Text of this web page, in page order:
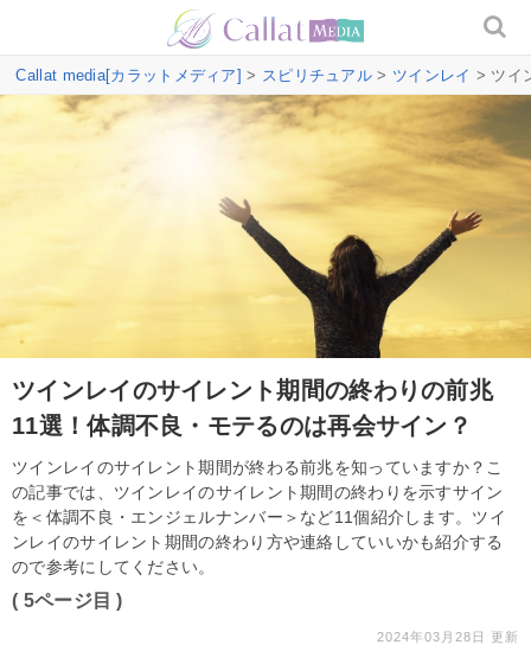
Callat media[カラットメディア] > スピリチュアル > ツインレイ > ツイ
ツインレイのサイレント期間の終わりの前兆
11選！体調不良・モテるのは再会サイン？
ツインレイのサイレント期間が終わる前兆を知っていますか？こ
の記事では、ツインレイのサイレント期間の終わりを示すサイン
を＜体調不良・エンジェルナンバー＞など11個紹介します。ツイ
ンレイのサイレント期間の終わり方や連絡していいかも紹介する
ので参考にしてください。
( 5ページ目 )
2024年03月28日 更新